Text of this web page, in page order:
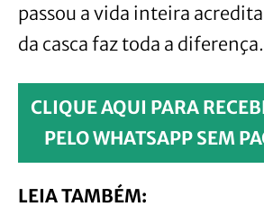
passou a vida inteira
da casca faz toda a diferença.
CLIQUE AQUI PARA
PELO WHATSAPP SEM
LEIA TAMBÉM: